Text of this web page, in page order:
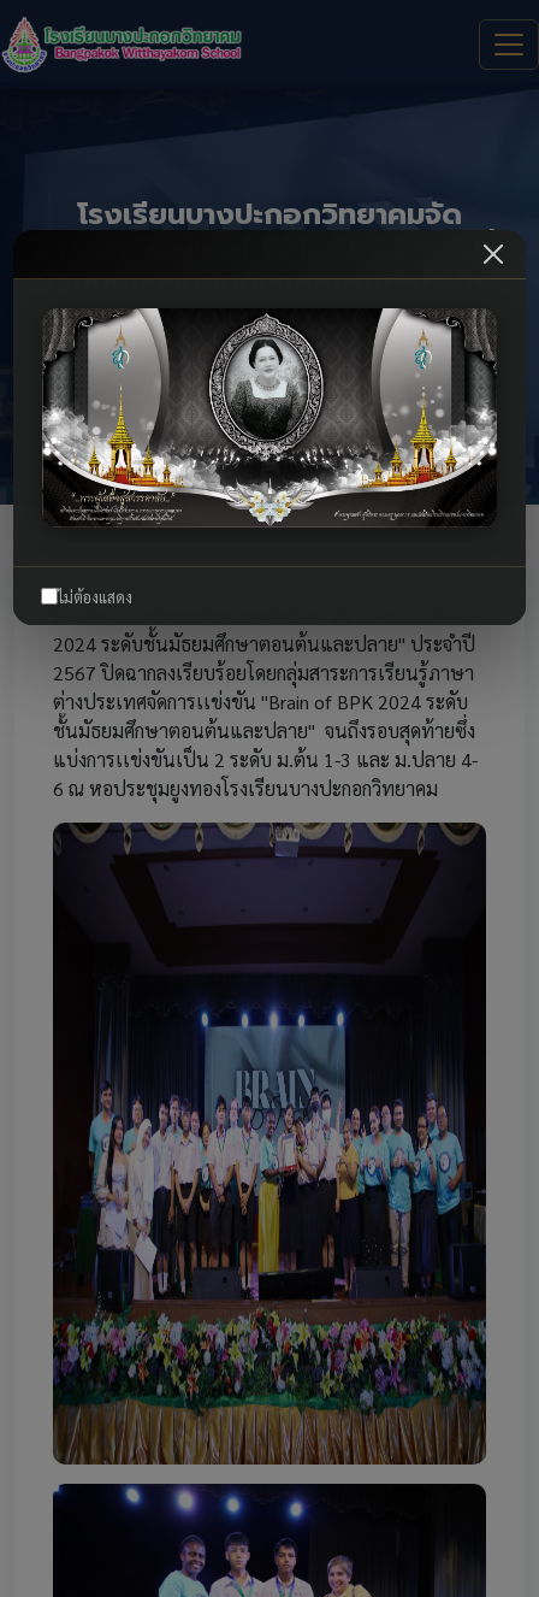
ไม่ต้องแสดง
โรงเรียนบางปะกอกวิทยาคมจัด
กิจกรรม"Brain of BPK 2024 ระดับชั้น
มัธยมศึกษาตอนต้นและปลาย" ประจำปี
2567
โรงเรียนบางปะกอกวิทยาคมจัดกิจกรรม"Brain of BPK 2024 ระดับ
ชั้นมัธยมศึกษาตอนต้นและปลาย" ประจำปี 2567
หน้าแรก กิจกรรม รายละเอียด
2024 ระดับชั้นมัธยมศึกษาตอนต้นและปลาย" ประจำปี
2567 ปิดฉากลงเรียบร้อยโดยกลุ่มสาระการเรียนรู้ภาษา
ต่างประเทศจัดการเเข่งขัน "Brain of BPK 2024 ระดับ
ชั้นมัธยมศึกษาตอนต้นและปลาย" จนถึงรอบสุดท้ายซึ่ง
แบ่งการเเข่งขันเป็น 2 ระดับ ม.ต้น 1-3 และ ม.ปลาย 4-
6 ณ หอประชุมยูงทองโรงเรียนบางปะกอกวิทยาคม